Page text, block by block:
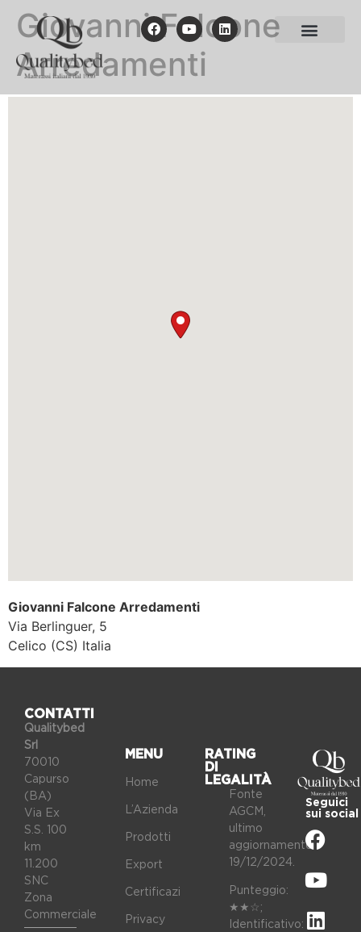
Giovanni Falcone
Arredamenti
Giovanni Falcone Arredamenti
Via Berlinguer, 5
Celico (CS) Italia
CONTATTI
Qualitybed
Srl
70010
Capurso
(BA)
Via Ex
S.S. 100
km
11.200
SNC
Zona
Commerciale
MENU
Home
L’Azienda
Prodotti
Export
Certificazioni
Privacy
RATING
DI
LEGALITÀ
Fonte
AGCM,
ultimo
aggiornamento
19/12/2024.
Punteggio:
★★☆;
Identificativo:
Seguici
sui social